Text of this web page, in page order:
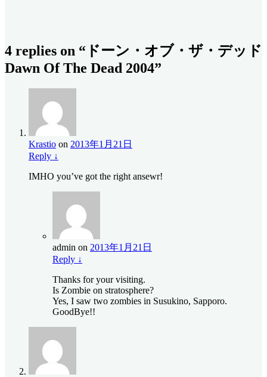
4 replies on “ドーン・オブ・ザ・デッド
Dawn Of The Dead 2004”
Krastio on 2013年1月21日
Reply ↓
IMHO you’ve got the right ansewr!
admin on 2013年1月21日
Reply ↓
Thanks for your visiting.
Is Zombie on stratosphere?
Yes, I saw two zombies in Susukino, Sapporo.
GoodBye!!